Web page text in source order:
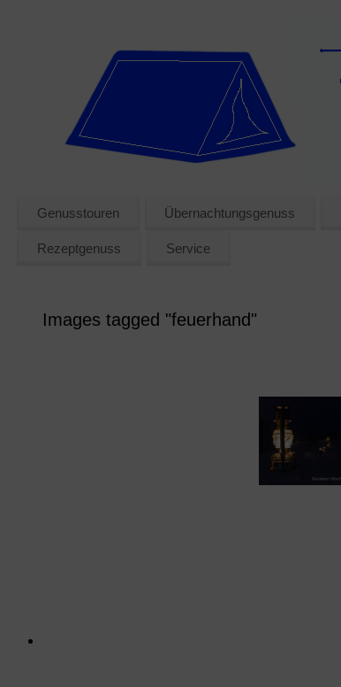
Genusstouren Übernachtungsgenuss
Rezeptgenuss Service
Images tagged "feuerhand"